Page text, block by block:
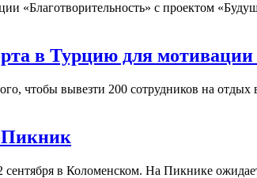
с проектом
в Турцию для мотивации
чтобы вывезти 200 сотрудников на
в Коломенском. На Пикнике